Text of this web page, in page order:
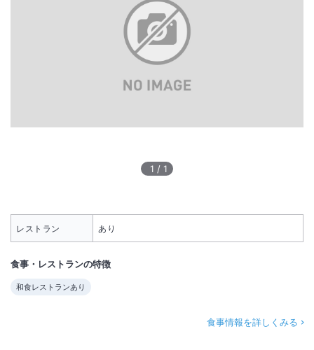
1 / 1
レストラン あり
食事・レストランの特徴
和食レストランあり
食事情報を詳しくみる